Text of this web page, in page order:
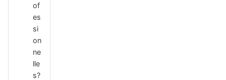
of
es
si
on
ne
lle
s?